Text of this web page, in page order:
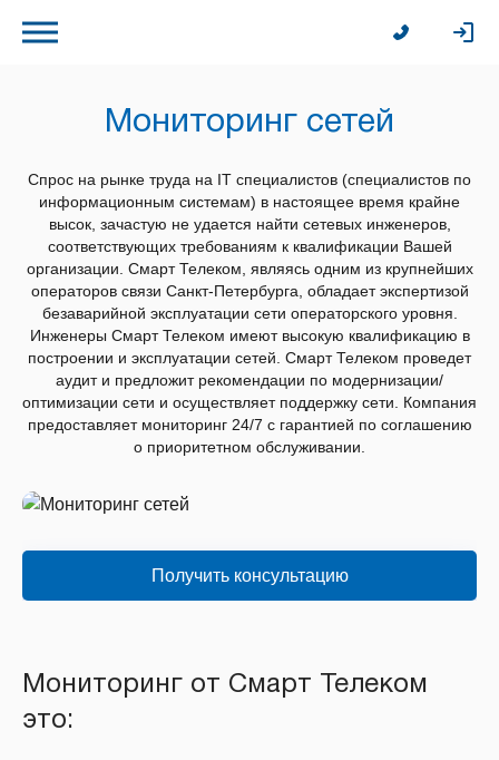
Мониторинг сетей
Спрос на рынке труда на IT специалистов (специалистов по
информационным системам) в настоящее время крайне
высок, зачастую не удается найти сетевых инженеров,
соответствующих требованиям к квалификации Вашей
организации. Смарт Телеком, являясь одним из крупнейших
операторов связи Санкт-Петербурга, обладает экспертизой
безаварийной эксплуатации сети операторского уровня.
Инженеры Смарт Телеком имеют высокую квалификацию в
построении и эксплуатации сетей. Смарт Телеком проведет
аудит и предложит рекомендации по модернизации/
оптимизации сети и осуществляет поддержку сети. Компания
предоставляет мониторинг 24/7 с гарантией по соглашению
о приоритетном обслуживании.
Получить консультацию
Мониторинг от Смарт Телеком
это: